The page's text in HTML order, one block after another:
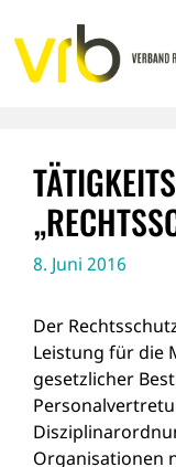
Inhalt
springen
8. Juni 2016
Der
Leistung für die
gesetzlicher
Organisationen